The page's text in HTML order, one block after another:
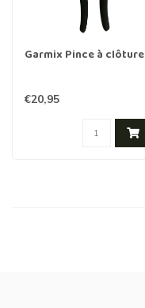
Garmix Pince à clôture
€20,95